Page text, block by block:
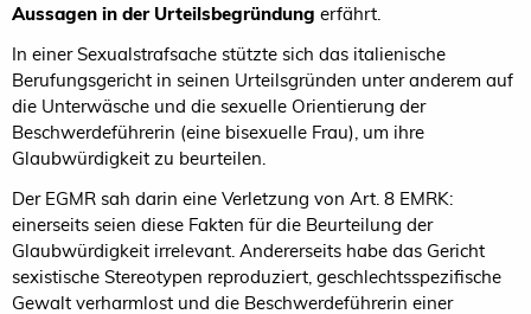
Aussagen in der Urteilsbegründung erfährt.
In einer Sexualstrafsache stützte sich das italienische
Berufungsgericht in seinen Urteilsgründen unter anderem auf
die Unterwäsche und die sexuelle Orientierung der
Beschwerdeführerin (eine bisexuelle Frau), um ihre
Glaubwürdigkeit zu beurteilen.
Der EGMR sah darin eine Verletzung von Art. 8 EMRK:
einerseits seien diese Fakten für die Beurteilung der
Glaubwürdigkeit irrelevant. Andererseits habe das Gericht
sexistische Stereotypen reproduziert, geschlechtsspezifische
Gewalt verharmlost und die Beschwerdeführerin einer